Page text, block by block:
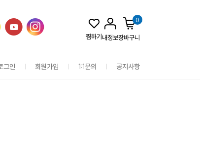
찜하기내정보
0
장바구니
그인 회원가입 1:1문의 공지사항